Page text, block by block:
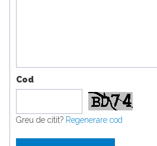
Cod
Greu de citit? Regenerare cod